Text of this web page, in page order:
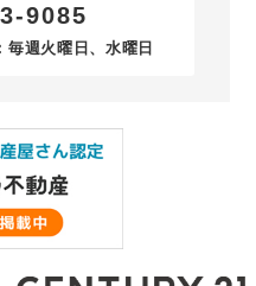
9085
週火曜日、水曜日